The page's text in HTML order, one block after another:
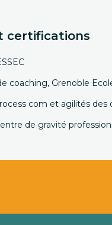
certifications
coaching, Grenoble
com et agilités des
de gravité